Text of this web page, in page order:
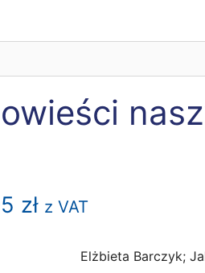
zł z VAT
Elżbieta Barczyk;